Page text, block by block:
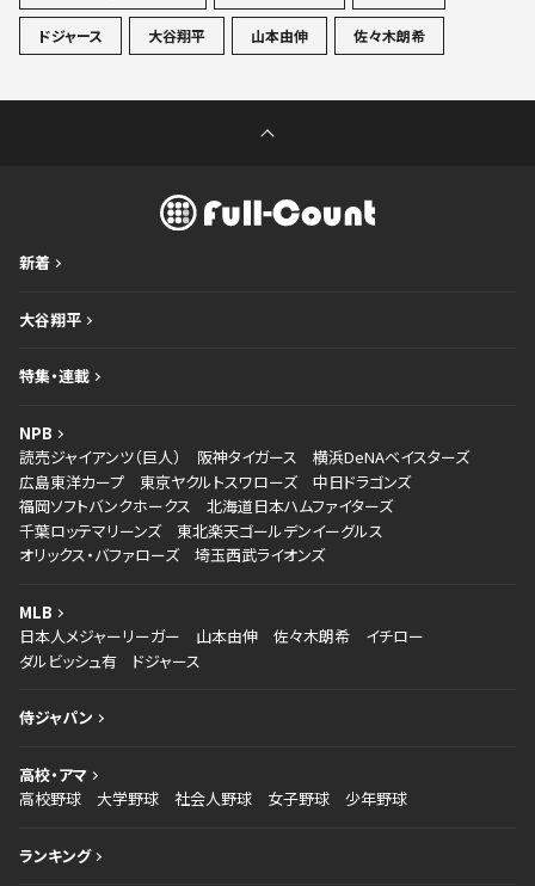
ドジャース 大谷翔平 山本由伸 佐々木朗希
新着
大谷翔平
特集・連載
NPB
読売ジャイアンツ（巨人）
阪神タイガース
横浜DeNAベイスターズ
広島東洋カープ
東京ヤクルトスワローズ
中日ドラゴンズ
福岡ソフトバンクホークス
北海道日本ハムファイターズ
千葉ロッテマリーンズ
東北楽天ゴールデンイーグルス
オリックス・バファローズ
埼玉西武ライオンズ
MLB
日本人メジャーリーガー
山本由伸 佐々木朗希
イチロー
ダルビッシュ有
ドジャース
侍ジャパン
高校・アマ
高校野球
大学野球 社会人野球 女子野球 少年野球
ランキング